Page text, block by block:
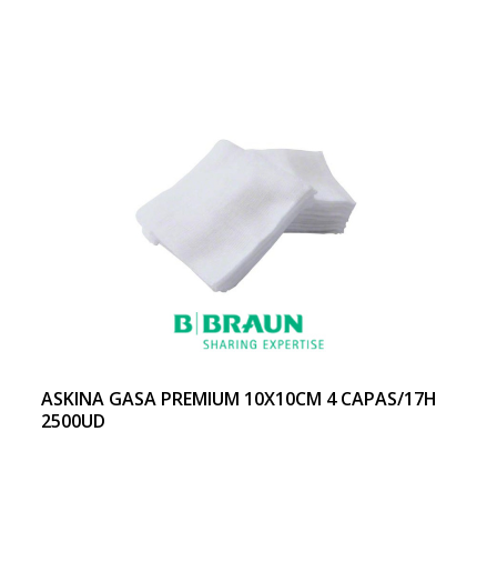
ASKINA GASA PREMIUM 10X10CM 4 CAPAS/17H
2500UD